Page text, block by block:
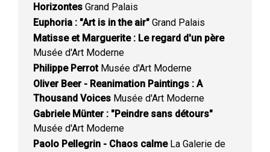
Horizontes Grand Palais
Euphoria : "Art is in the air" Grand Palais
Matisse et Marguerite : Le regard d'un père
Musée d'Art Moderne
Philippe PerrotMusée d'Art Moderne
Oliver Beer - Reanimation Paintings : A
Thousand Voices Musée d'Art Moderne
Gabriele Münter : "Peindre sans détours"
Musée d'Art Moderne
Paolo Pellegrin - Chaos calmeLa Galerie de